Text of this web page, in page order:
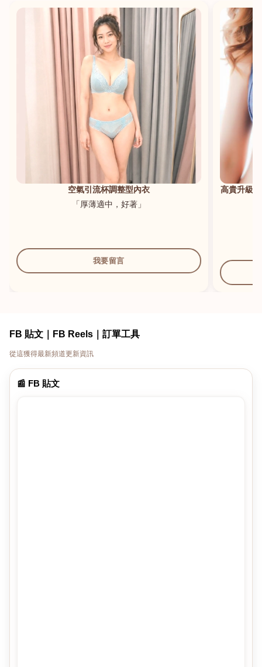
空氣引流杯調整型內衣
「厚薄適中，好著」
我要留言
高貴升級
FB 貼文｜FB Reels｜訂單工具
從這獲得最新頻道更新資訊
📰 FB 貼文
港澳中文
English